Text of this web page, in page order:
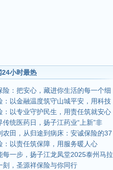
24小时最热
险：把安心，藏进你生活的每一个细
：以金融温度筑守山城平安，用科技
：以专业守护民生，用责任筑就安心
传统医药日，扬子江药业“上新”非
农田，从归途到病床：安诚保险的37
：以责任筑保障，用服务暖人心
每一步，扬子江龙凤堂2025泰州马拉
刻，圣源祥保险与你同行